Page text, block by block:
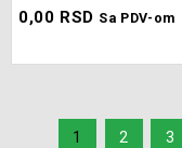
5
0,00 RSD Sa PDV-om
1 2 3